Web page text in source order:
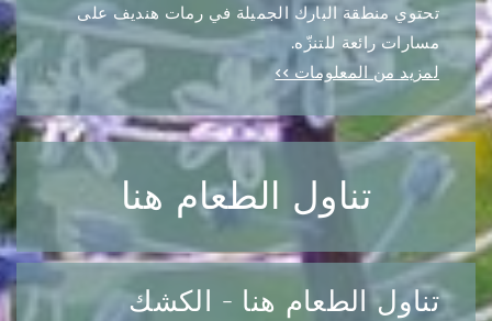
تحتوي منطقة البارك الجميلة في رمات هنديف على
مسارات رائعة للتنزّه.
لمزيد من المعلومات >>
تناول الطعام هنا
تناول الطعام هنا - الكشك